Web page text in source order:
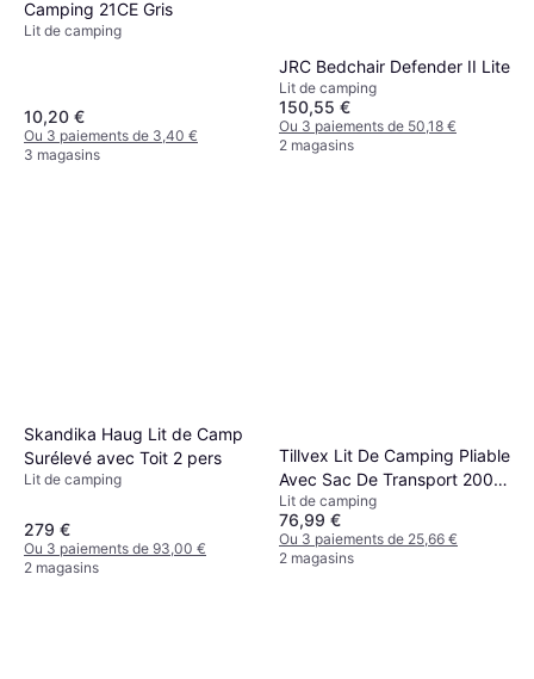
Camping 21CE Gris
Lit de camping
10,20 €
Ou 3 paiements de 3,40 €
3 magasins
JRC Bedchair Defender II Lite
Lit de camping
150,55 €
Ou 3 paiements de 50,18 €
2 magasins
Skandika Haug Lit de Camp
Surélevé avec Toit 2 pers
Lit de camping
279 €
Ou 3 paiements de 93,00 €
2 magasins
Tillvex Lit De Camping Pliable
Avec Sac De Transport 200
kg
Lit de camping
76,99 €
Ou 3 paiements de 25,66 €
2 magasins